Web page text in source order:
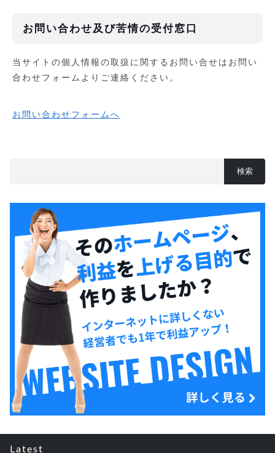
お問い合わせ及び苦情の受付窓口
当サイトの個人情報の取扱に関するお問い合せはお問い
合わせフォームよりご連絡ください。
お問い合わせフォームへ
検索
Latest